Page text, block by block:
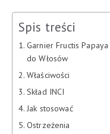
Spis treści
Garnier Fructis
do Włosów
Właściwości
Skład INCI
Jak stosować
Ostrzeżenia